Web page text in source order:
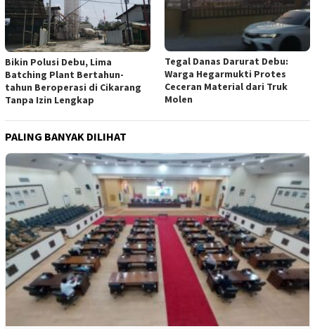
Bikin Polusi Debu, Lima
Batching Plant Bertahun-
tahun Beroperasi di Cikarang
Tanpa Izin Lengkap
Tegal Danas Darurat Debu:
Warga Hegarmukti Protes
Ceceran Material dari Truk
Molen
PALING BANYAK DILIHAT